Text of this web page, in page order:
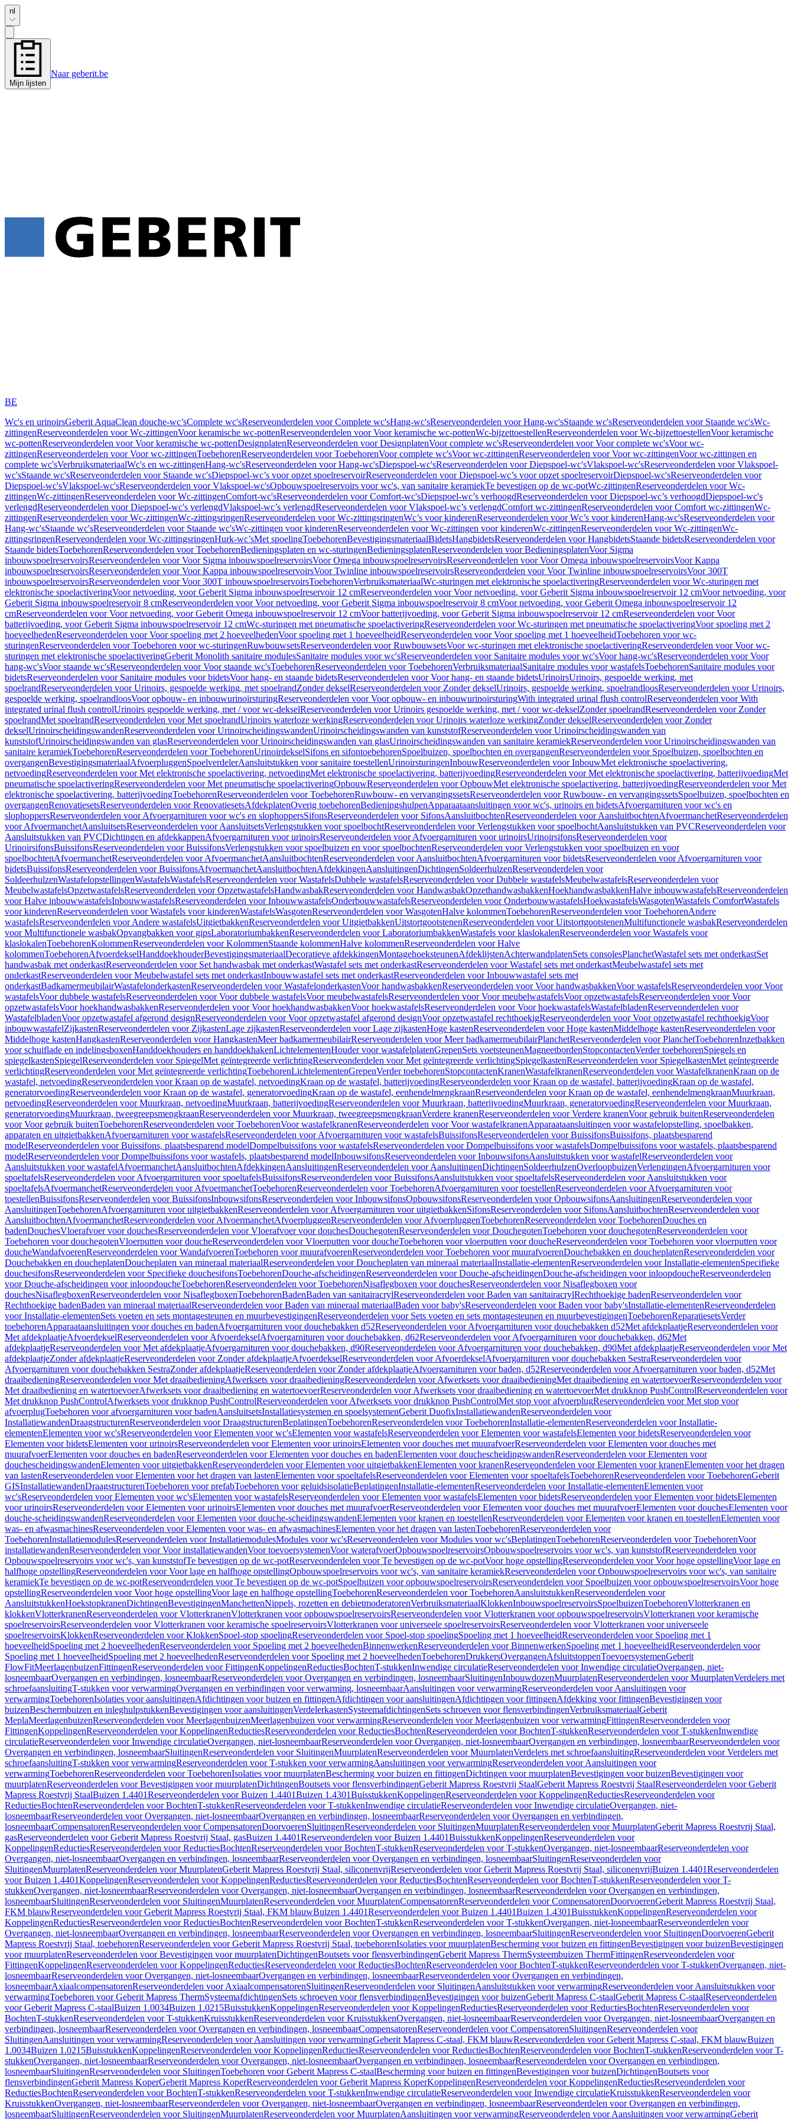
nl
Mijn lijsten
Naar geberit.be
BE
Wc's en urinoirsGeberit AquaClean douche-wc’sComplete wc'sReserveonderdelen voor Complete wc'sHang-wc'sReserveonderdelen voor Hang-wc'sStaande wc'sReserveonderdelen voor Staande wc'sWc-
zittingenReserveonderdelen voor Wc-zittingenVoor keramische wc-pottenReserveonderdelen voor Voor keramische wc-pottenWc-bijzettoestellenReserveonderdelen voor Wc-bijzettoestellenVoor keramische
wc-pottenReserveonderdelen voor Voor keramische wc-pottenDesignplatenReserveonderdelen voor DesignplatenVoor complete wc'sReserveonderdelen voor Voor complete wc'sVoor wc-
zittingenReserveonderdelen voor Voor wc-zittingenToebehorenReserveonderdelen voor ToebehorenVoor complete wc'sVoor wc-zittingenReserveonderdelen voor Voor wc-zittingenVoor wc-zittingen en
complete wc'sVerbruiksmateriaalWc's en wc-zittingenHang-wc'sReserveonderdelen voor Hang-wc'sDiepspoel-wc'sReserveonderdelen voor Diepspoel-wc'sVlakspoel-wc'sReserveonderdelen voor Vlakspoel-
wc'sStaande wc'sReserveonderdelen voor Staande wc'sDiepspoel-wc’s voor opzet spoelreservoirReserveonderdelen voor Diepspoel-wc’s voor opzet spoelreservoirDiepspoel-wc'sReserveonderdelen voor
Diepspoel-wc'sVlakspoel-wc'sReserveonderdelen voor Vlakspoel-wc'sOpbouwspoelreservoirs voor wc's, van sanitaire keramiekTe bevestigen op de wc-potWc-zittingenReserveonderdelen voor Wc-
zittingenWc-zittingenReserveonderdelen voor Wc-zittingenComfort-wc'sReserveonderdelen voor Comfort-wc'sDiepspoel-wc’s verhoogdReserveonderdelen voor Diepspoel-wc’s verhoogdDiepspoel-wc's
verlengdReserveonderdelen voor Diepspoel-wc's verlengdVlakspoel-wc’s verlengdReserveonderdelen voor Vlakspoel-wc’s verlengdComfort wc-zittingenReserveonderdelen voor Comfort wc-zittingenWc-
zittingenReserveonderdelen voor Wc-zittingenWc-zittingsringenReserveonderdelen voor Wc-zittingsringenWc’s voor kinderenReserveonderdelen voor Wc’s voor kinderenHang-wc'sReserveonderdelen voor
Hang-wc'sStaande wc'sReserveonderdelen voor Staande wc'sWc-zittingen voor kinderenReserveonderdelen voor Wc-zittingen voor kinderenWc-zittingenReserveonderdelen voor Wc-zittingenWc-
zittingsringenReserveonderdelen voor Wc-zittingsringenHurk-wc’sMet spoelingToebehorenBevestigingsmateriaalBidetsHangbidetsReserveonderdelen voor HangbidetsStaande bidetsReserveonderdelen voor
Staande bidetsToebehorenReserveonderdelen voor ToebehorenBedieningsplaten en wc-sturingenBedieningsplatenReserveonderdelen voor BedieningsplatenVoor Sigma
inbouwspoelreservoirsReserveonderdelen voor Voor Sigma inbouwspoelreservoirsVoor Omega inbouwspoelreservoirsReserveonderdelen voor Voor Omega inbouwspoelreservoirsVoor Kappa
inbouwspoelreservoirsReserveonderdelen voor Voor Kappa inbouwspoelreservoirsVoor Twinline inbouwspoelreservoirsReserveonderdelen voor Voor Twinline inbouwspoelreservoirsVoor 300T
inbouwspoelreservoirsReserveonderdelen voor Voor 300T inbouwspoelreservoirsToebehorenVerbruiksmateriaalWc-sturingen met elektronische spoelactiveringReserveonderdelen voor Wc-sturingen met
elektronische spoelactiveringVoor netvoeding, voor Geberit Sigma inbouwspoelreservoir 12 cmReserveonderdelen voor Voor netvoeding, voor Geberit Sigma inbouwspoelreservoir 12 cmVoor netvoeding, voor
Geberit Sigma inbouwspoelreservoir 8 cmReserveonderdelen voor Voor netvoeding, voor Geberit Sigma inbouwspoelreservoir 8 cmVoor netvoeding, voor Geberit Omega inbouwspoelreservoir 12
cmReserveonderdelen voor Voor netvoeding, voor Geberit Omega inbouwspoelreservoir 12 cmVoor batterijvoeding, voor Geberit Sigma inbouwspoelreservoir 12 cmReserveonderdelen voor Voor
batterijvoeding, voor Geberit Sigma inbouwspoelreservoir 12 cmWc-sturingen met pneumatische spoelactiveringReserveonderdelen voor Wc-sturingen met pneumatische spoelactiveringVoor spoeling met 2
hoeveelhedenReserveonderdelen voor Voor spoeling met 2 hoeveelhedenVoor spoeling met 1 hoeveelheidReserveonderdelen voor Voor spoeling met 1 hoeveelheidToebehoren voor wc-
sturingenReserveonderdelen voor Toebehoren voor wc-sturingenRuwbouwsetsReserveonderdelen voor RuwbouwsetsVoor wc-sturingen met elektronische spoelactiveringReserveonderdelen voor Voor wc-
sturingen met elektronische spoelactiveringGeberit Monolith sanitaire modulesSanitaire modules voor wc'sReserveonderdelen voor Sanitaire modules voor wc'sVoor hang-wc'sReserveonderdelen voor Voor
hang-wc'sVoor staande wc'sReserveonderdelen voor Voor staande wc'sToebehorenReserveonderdelen voor ToebehorenVerbruiksmateriaalSanitaire modules voor wastafelsToebehorenSanitaire modules voor
bidetsReserveonderdelen voor Sanitaire modules voor bidetsVoor hang- en staande bidetsReserveonderdelen voor Voor hang- en staande bidetsUrinoirsUrinoirs, gespoelde werking, met
spoelrandReserveonderdelen voor Urinoirs, gespoelde werking, met spoelrandZonder dekselReserveonderdelen voor Zonder dekselUrinoirs, gespoelde werking, spoelrandloosReserveonderdelen voor Urinoirs,
gespoelde werking, spoelrandloosVoor opbouw- en inbouwurinoirsturingReserveonderdelen voor Voor opbouw- en inbouwurinoirsturingWith integrated urinal flush controlReserveonderdelen voor With
integrated urinal flush controlUrinoirs gespoelde werking, met / voor wc-dekselReserveonderdelen voor Urinoirs gespoelde werking, met / voor wc-dekselZonder spoelrandReserveonderdelen voor Zonder
spoelrandMet spoelrandReserveonderdelen voor Met spoelrandUrinoirs waterloze werkingReserveonderdelen voor Urinoirs waterloze werkingZonder dekselReserveonderdelen voor Zonder
dekselUrinoirscheidingswandenReserveonderdelen voor UrinoirscheidingswandenUrinoirscheidingswanden van kunststofReserveonderdelen voor Urinoirscheidingswanden van
kunststofUrinoirscheidingswanden van glasReserveonderdelen voor Urinoirscheidingswanden van glasUrinoirscheidingswanden van sanitaire keramiekReserveonderdelen voor Urinoirscheidingswanden van
sanitaire keramiekToebehorenReserveonderdelen voor ToebehorenUrinoirdekselSifons en sifontoebehorenSpoelbuizen, spoelbochten en overgangenReserveonderdelen voor Spoelbuizen, spoelbochten en
overgangenBevestigingsmateriaalAfvoerpluggenSpoelverdelerAansluitstukken voor sanitaire toestellenUrinoirsturingenInbouwReserveonderdelen voor InbouwMet elektronische spoelactivering,
netvoedingReserveonderdelen voor Met elektronische spoelactivering, netvoedingMet elektronische spoelactivering, batterijvoedingReserveonderdelen voor Met elektronische spoelactivering, batterijvoedingMet
pneumatische spoelactiveringReserveonderdelen voor Met pneumatische spoelactiveringOpbouwReserveonderdelen voor OpbouwMet elektronische spoelactivering, batterijvoedingReserveonderdelen voor Met
elektronische spoelactivering, batterijvoedingToebehorenReserveonderdelen voor ToebehorenRuwbouw- en vervangingssetsReserveonderdelen voor Ruwbouw- en vervangingssetsSpoelbuizen, spoelbochten en
overgangenRenovatiesetsReserveonderdelen voor RenovatiesetsAfdekplatenOverig toebehorenBedieningshulpenApparaataansluitingen voor wc's, urinoirs en bidetsAfvoergarnituren voor wc's en
slophoppersReserveonderdelen voor Afvoergarnituren voor wc's en slophoppersSifonsReserveonderdelen voor SifonsAansluitbochtenReserveonderdelen voor AansluitbochtenAfvoermanchetReserveonderdelen
voor AfvoermanchetAansluitsetsReserveonderdelen voor AansluitsetsVerlengstukken voor spoelbochtReserveonderdelen voor Verlengstukken voor spoelbochtAansluitstukken van PVCReserveonderdelen voor
Aansluitstukken van PVCDichtingen en afdekkappenAfvoergarnituren voor urinoirsReserveonderdelen voor Afvoergarnituren voor urinoirsUrinoirsifonsReserveonderdelen voor
UrinoirsifonsBuissifonsReserveonderdelen voor BuissifonsVerlengstukken voor spoelbuizen en voor spoelbochtenReserveonderdelen voor Verlengstukken voor spoelbuizen en voor
spoelbochtenAfvoermanchetReserveonderdelen voor AfvoermanchetAansluitbochtenReserveonderdelen voor AansluitbochtenAfvoergarnituren voor bidetsReserveonderdelen voor Afvoergarnituren voor
bidetsBuissifonsReserveonderdelen voor BuissifonsAfvoermanchetAansluitbochtenAfdekkingenAansluitingenDichtingenSoldeerhulzenReserveonderdelen voor
SoldeerhulzenWastafelopstellingenWastafelsWastafelsReserveonderdelen voor WastafelsDubbele wastafelsReserveonderdelen voor Dubbele wastafelsMeubelwastafelsReserveonderdelen voor
MeubelwastafelsOpzetwastafelsReserveonderdelen voor OpzetwastafelsHandwasbakReserveonderdelen voor HandwasbakOpzethandwasbakkenHoekhandwasbakkenHalve inbouwwastafelsReserveonderdelen
voor Halve inbouwwastafelsInbouwwastafelsReserveonderdelen voor InbouwwastafelsOnderbouwwastafelsReserveonderdelen voor OnderbouwwastafelsHoekwastafelsWasgotenWastafels ComfortWastafels
voor kinderenReserveonderdelen voor Wastafels voor kinderenWastafelsWasgotenReserveonderdelen voor WasgotenHalve kolommenToebehorenReserveonderdelen voor ToebehorenAndere
wastafelsReserveonderdelen voor Andere wastafelsUitgietbakkenReserveonderdelen voor UitgietbakkenUitstortgootstenenReserveonderdelen voor UitstortgootstenenMultifunctionele wasbakReserveonderdelen
voor Multifunctionele wasbakOpvangbakken voor gipsLaboratoriumbakkenReserveonderdelen voor LaboratoriumbakkenWastafels voor klaslokalenReserveonderdelen voor Wastafels voor
klaslokalenToebehorenKolommenReserveonderdelen voor KolommenStaande kolommenHalve kolommenReserveonderdelen voor Halve
kolommenToebehorenAfvoerdekselHanddoekhouderBevestigingsmateriaalDecoratieve afdekkingenMontagehoeksteunenAfdeklijstenAchterwandplatenSets consolesPlanchetWastafel sets met onderkastSet
handwasbak met onderkastReserveonderdelen voor Set handwasbak met onderkastWastafel sets met onderkastReserveonderdelen voor Wastafel sets met onderkastMeubelwastafel sets met
onderkastReserveonderdelen voor Meubelwastafel sets met onderkastInbouwwastafel sets met onderkastReserveonderdelen voor Inbouwwastafel sets met
onderkastBadkamermeubilairWastafelonderkastenReserveonderdelen voor WastafelonderkastenVoor handwasbakkenReserveonderdelen voor Voor handwasbakkenVoor wastafelsReserveonderdelen voor Voor
wastafelsVoor dubbele wastafelsReserveonderdelen voor Voor dubbele wastafelsVoor meubelwastafelsReserveonderdelen voor Voor meubelwastafelsVoor opzetwastafelsReserveonderdelen voor Voor
opzetwastafelsVoor hoekhandwasbakkenReserveonderdelen voor Voor hoekhandwasbakkenVoor hoekwastafelsReserveonderdelen voor Voor hoekwastafelsWastafelbladenReserveonderdelen voor
WastafelbladenVoor opzetwastafel afgerond designReserveonderdelen voor Voor opzetwastafel afgerond designVoor opzetwastafel rechthoekigReserveonderdelen voor Voor opzetwastafel rechthoekigVoor
inbouwwastafelZijkastenReserveonderdelen voor ZijkastenLage zijkastenReserveonderdelen voor Lage zijkastenHoge kastenReserveonderdelen voor Hoge kastenMiddelhoge kastenReserveonderdelen voor
Middelhoge kastenHangkastenReserveonderdelen voor HangkastenMeer badkamermeubilairReserveonderdelen voor Meer badkamermeubilairPlanchetReserveonderdelen voor PlanchetToebehorenInzetbakken
voor schuiflade en indelingsboxenHanddoekhouders en handdoekhakenLichtelementenHouder voor wastafelplatenGrepenSets voetsteunenMagneetbordenStopcontactenVerder toebehorenSpiegels en
spiegelkastenSpiegelReserveonderdelen voor SpiegelMet geïntegreerde verlichtingReserveonderdelen voor Met geïntegreerde verlichtingSpiegelkastenReserveonderdelen voor SpiegelkastenMet geïntegreerde
verlichtingReserveonderdelen voor Met geïntegreerde verlichtingToebehorenLichtelementenGrepenVerder toebehorenStopcontactenKranenWastafelkranenReserveonderdelen voor WastafelkranenKraan op de
wastafel, netvoedingReserveonderdelen voor Kraan op de wastafel, netvoedingKraan op de wastafel, batterijvoedingReserveonderdelen voor Kraan op de wastafel, batterijvoedingKraan op de wastafel,
generatorvoedingReserveonderdelen voor Kraan op de wastafel, generatorvoedingKraan op de wastafel, eenhendelmengkraanReserveonderdelen voor Kraan op de wastafel, eenhendelmengkraanMuurkraan,
netvoedingReserveonderdelen voor Muurkraan, netvoedingMuurkraan, batterijvoedingReserveonderdelen voor Muurkraan, batterijvoedingMuurkraan, generatorvoedingReserveonderdelen voor Muurkraan,
generatorvoedingMuurkraan, tweegreepsmengkraanReserveonderdelen voor Muurkraan, tweegreepsmengkraanVerdere kranenReserveonderdelen voor Verdere kranenVoor gebruik buitenReserveonderdelen
voor Voor gebruik buitenToebehorenReserveonderdelen voor ToebehorenVoor wastafelkranenReserveonderdelen voor Voor wastafelkranenApparaataansluitingen voor wastafelopstelling, spoelbakken,
apparaten en uitgietbakkenAfvoergarnituren voor wastafelsReserveonderdelen voor Afvoergarnituren voor wastafelsBuissifonsReserveonderdelen voor BuissifonsBuissifons, plaatsbesparend
modelReserveonderdelen voor Buissifons, plaatsbesparend modelDompelbuissifons voor wastafelsReserveonderdelen voor Dompelbuissifons voor wastafelsDompelbuissifons voor wastafels, plaatsbesparend
modelReserveonderdelen voor Dompelbuissifons voor wastafels, plaatsbesparend modelInbouwsifonsReserveonderdelen voor InbouwsifonsAansluitstukken voor wastafelReserveonderdelen voor
Aansluitstukken voor wastafelAfvoermanchetAansluitbochtenAfdekkingenAansluitingenReserveonderdelen voor AansluitingenDichtingenSoldeerhulzenOverloopbuizenVerlengingenAfvoergarnituren voor
spoeltafelsReserveonderdelen voor Afvoergarnituren voor spoeltafelsBuissifonsReserveonderdelen voor BuissifonsAansluitstukken voor spoeltafelsReserveonderdelen voor Aansluitstukken voor
spoeltafelsAfvoermanchetReserveonderdelen voor AfvoermanchetToebehorenReserveonderdelen voor ToebehorenAfvoergarnituren voor toestellenReserveonderdelen voor Afvoergarnituren voor
toestellenBuissifonsReserveonderdelen voor BuissifonsInbouwsifonsReserveonderdelen voor InbouwsifonsOpbouwsifonsReserveonderdelen voor OpbouwsifonsAansluitingenReserveonderdelen voor
AansluitingenToebehorenAfvoergarnituren voor uitgietbakkenReserveonderdelen voor Afvoergarnituren voor uitgietbakkenSifonsReserveonderdelen voor SifonsAansluitbochtenReserveonderdelen voor
AansluitbochtenAfvoermanchetReserveonderdelen voor AfvoermanchetAfvoerpluggenReserveonderdelen voor AfvoerpluggenToebehorenReserveonderdelen voor ToebehorenDouches en
badenDouchesVloerafvoer voor douchesReserveonderdelen voor Vloerafvoer voor douchesDouchegotenReserveonderdelen voor DouchegotenToebehoren voor douchegotenReserveonderdelen voor
Toebehoren voor douchegotenVloerputten voor doucheReserveonderdelen voor Vloerputten voor doucheToebehoren voor vloerputten voor doucheReserveonderdelen voor Toebehoren voor vloerputten voor
doucheWandafvoerenReserveonderdelen voor WandafvoerenToebehoren voor muurafvoerenReserveonderdelen voor Toebehoren voor muurafvoerenDouchebakken en doucheplatenReserveonderdelen voor
Douchebakken en doucheplatenDoucheplaten van mineraal materiaalReserveonderdelen voor Doucheplaten van mineraal materiaalInstallatie-elementenReserveonderdelen voor Installatie-elementenSpecifieke
douchesifonsReserveonderdelen voor Specifieke douchesifonsToebehorenDouche-afscheidingenReserveonderdelen voor Douche-afscheidingenDouche-afscheidingen voor inloopdoucheReserveonderdelen
voor Douche-afscheidingen voor inloopdoucheToebehorenReserveonderdelen voor ToebehorenNisaflegboxen voor douchesReserveonderdelen voor Nisaflegboxen voor
douchesNisaflegboxenReserveonderdelen voor NisaflegboxenToebehorenBadenBaden van sanitairacrylReserveonderdelen voor Baden van sanitairacrylRechthoekige badenReserveonderdelen voor
Rechthoekige badenBaden van mineraal materiaalReserveonderdelen voor Baden van mineraal materiaalBaden voor baby'sReserveonderdelen voor Baden voor baby'sInstallatie-elementenReserveonderdelen
voor Installatie-elementenSets voeten en sets montagesteunen en muurbevestigingenReserveonderdelen voor Sets voeten en sets montagesteunen en muurbevestigingenToebehorenReparatiesetsVerder
toebehorenApparaataansluitingen voor douches en badenAfvoergarnituren voor douchebakken d52Reserveonderdelen voor Afvoergarnituren voor douchebakken d52Met afdekplaatjeReserveonderdelen voor
Met afdekplaatjeAfvoerdekselReserveonderdelen voor AfvoerdekselAfvoergarnituren voor douchebakken, d62Reserveonderdelen voor Afvoergarnituren voor douchebakken, d62Met
afdekplaatjeReserveonderdelen voor Met afdekplaatjeAfvoergarnituren voor douchebakken, d90Reserveonderdelen voor Afvoergarnituren voor douchebakken, d90Met afdekplaatjeReserveonderdelen voor Met
afdekplaatjeZonder afdekplaatjeReserveonderdelen voor Zonder afdekplaatjeAfvoerdekselReserveonderdelen voor AfvoerdekselAfvoergarnituren voor douchebakken SestraReserveonderdelen voor
Afvoergarnituren voor douchebakken SestraZonder afdekplaatjeReserveonderdelen voor Zonder afdekplaatjeAfvoergarnituren voor baden, d52Reserveonderdelen voor Afvoergarnituren voor baden, d52Met
draaibedieningReserveonderdelen voor Met draaibedieningAfwerksets voor draaibedieningReserveonderdelen voor Afwerksets voor draaibedieningMet draaibediening en watertoevoerReserveonderdelen voor
Met draaibediening en watertoevoerAfwerksets voor draaibediening en watertoevoerReserveonderdelen voor Afwerksets voor draaibediening en watertoevoerMet drukknop PushControlReserveonderdelen voor
Met drukknop PushControlAfwerksets voor drukknop PushControlReserveonderdelen voor Afwerksets voor drukknop PushControlMet stop voor afvoerplugReserveonderdelen voor Met stop voor
afvoerplugToebehoren voor afvoergarnituren voor badenAansluitsetsInstallatiesystemen en spoelsystemenGeberit DuofixInstallatiewandenReserveonderdelen voor
InstallatiewandenDraagstructurenReserveonderdelen voor DraagstructurenBeplatingenToebehorenReserveonderdelen voor ToebehorenInstallatie-elementenReserveonderdelen voor Installatie-
elementenElementen voor wc'sReserveonderdelen voor Elementen voor wc'sElementen voor wastafelsReserveonderdelen voor Elementen voor wastafelsElementen voor bidetsReserveonderdelen voor
Elementen voor bidetsElementen voor urinoirsReserveonderdelen voor Elementen voor urinoirsElementen voor douches met muurafvoerReserveonderdelen voor Elementen voor douches met
muurafvoerElementen voor douches en badenReserveonderdelen voor Elementen voor douches en badenElementen voor douchescheidingswandenReserveonderdelen voor Elementen voor
douchescheidingswandenElementen voor uitgietbakkenReserveonderdelen voor Elementen voor uitgietbakkenElementen voor kranenReserveonderdelen voor Elementen voor kranenElementen voor het dragen
van lastenReserveonderdelen voor Elementen voor het dragen van lastenElementen voor spoeltafelsReserveonderdelen voor Elementen voor spoeltafelsToebehorenReserveonderdelen voor ToebehorenGeberit
GISInstallatiewandenDraagstructurenToebehoren voor prefabToebehoren voor geluidsisolatieBeplatingenInstallatie-elementenReserveonderdelen voor Installatie-elementenElementen voor
wc'sReserveonderdelen voor Elementen voor wc'sElementen voor wastafelsReserveonderdelen voor Elementen voor wastafelsElementen voor bidetsReserveonderdelen voor Elementen voor bidetsElementen
voor urinoirsReserveonderdelen voor Elementen voor urinoirsElementen voor douches met muurafvoerReserveonderdelen voor Elementen voor douches met muurafvoerElementen voor douchesElementen voor
douche-scheidingswandenReserveonderdelen voor Elementen voor douche-scheidingswandenElementen voor kranen en toestellenReserveonderdelen voor Elementen voor kranen en toestellenElementen voor
was- en afwasmachinesReserveonderdelen voor Elementen voor was- en afwasmachinesElementen voor het dragen van lastenToebehorenReserveonderdelen voor
ToebehorenInstallatiemodulesReserveonderdelen voor InstallatiemodulesModules voor wc'sReserveonderdelen voor Modules voor wc'sBeplatingenToebehorenReserveonderdelen voor ToebehorenVoor
installatiewandenReserveonderdelen voor Voor installatiewandenVoor toevoersystemenVoor waterafvoerOpbouwspoelreservoirsOpbouwspoelreservoirs voor wc's, van kunststofReserveonderdelen voor
Opbouwspoelreservoirs voor wc's, van kunststofTe bevestigen op de wc-potReserveonderdelen voor Te bevestigen op de wc-potVoor hoge opstellingReserveonderdelen voor Voor hoge opstellingVoor lage en
halfhoge opstellingReserveonderdelen voor Voor lage en halfhoge opstellingOpbouwspoelreservoirs voor wc's, van sanitaire keramiekReserveonderdelen voor Opbouwspoelreservoirs voor wc's, van sanitaire
keramiekTe bevestigen op de wc-potReserveonderdelen voor Te bevestigen op de wc-potSpoelbuizen voor opbouwspoelreservoirsReserveonderdelen voor Spoelbuizen voor opbouwspoelreservoirsVoor hoge
opstellingReserveonderdelen voor Voor hoge opstellingVoor lage en halfhoge opstellingToebehorenReserveonderdelen voor ToebehorenAansluitstukkenReserveonderdelen voor
AansluitstukkenHoekstopkranenDichtingenBevestigingenManchettenNippels, rozetten en debietmoderatorenVerbruiksmateriaalKlokkenInbouwspoelreservoirsSpoelbuizenToebehorenVlotterkranen en
klokkenVlotterkranenReserveonderdelen voor VlotterkranenVlotterkranen voor opbouwspoelreservoirsReserveonderdelen voor Vlotterkranen voor opbouwspoelreservoirsVlotterkranen voor keramische
spoelreservoirsReserveonderdelen voor Vlotterkranen voor keramische spoelreservoirsVlotterkranen voor universeele spoelreservoirsReserveonderdelen voor Vlotterkranen voor universeele
spoelreservoirsKlokkenReserveonderdelen voor KlokkenSpoel-stop spoelingReserveonderdelen voor Spoel-stop spoelingSpoeling met 1 hoeveelheidReserveonderdelen voor Spoeling met 1
hoeveelheidSpoeling met 2 hoeveelhedenReserveonderdelen voor Spoeling met 2 hoeveelhedenBinnenwerkenReserveonderdelen voor BinnenwerkenSpoeling met 1 hoeveelheidReserveonderdelen voor
Spoeling met 1 hoeveelheidSpoeling met 2 hoeveelhedenReserveonderdelen voor Spoeling met 2 hoeveelhedenToebehorenDrukkersOvergangenAfsluitstoppenToevoersystemenGeberit
FlowFitMeerlagenbuizenFittingenReserveonderdelen voor FittingenKoppelingenReductiesBochtenT-stukkenInwendige circulatieReserveonderdelen voor Inwendige circulatieOvergangen, niet-
losneembaarOvergangen en verbindingen, losneembaarReserveonderdelen voor Overgangen en verbindingen, losneembaarSluitingenInbouwdozenMuurplatenReserveonderdelen voor MuurplatenVerdelers met
schroefaansluitingT-stukken voor verwarmingOvergangen en verbindingen voor verwarming, losneembaarAansluitingen voor verwarmingReserveonderdelen voor Aansluitingen voor
verwarmingToebehorenIsolaties voor aansluitingenAfdichtingen voor buizen en fittingenAfdichtingen voor aansluitingenAfdichtingen voor fittingenAfdekking voor fittingenBevestigingen voor
buizenBeschermbuizen en inleghulpstukkenBevestigingen voor aansluitingenVerdelerkastenSysteemafdichtingenSets schroeven voor flensverbindingenVerbruiksmateriaalGeberit
MeplaMeerlagenbuizenReserveonderdelen voor MeerlagenbuizenMeerlagenbuizen voor verwarmingReserveonderdelen voor Meerlagenbuizen voor verwarmingFittingenReserveonderdelen voor
FittingenKoppelingenReserveonderdelen voor KoppelingenReductiesReserveonderdelen voor ReductiesBochtenReserveonderdelen voor BochtenT-stukkenReserveonderdelen voor T-stukkenInwendige
circulatieReserveonderdelen voor Inwendige circulatieOvergangen, niet-losneembaarReserveonderdelen voor Overgangen, niet-losneembaarOvergangen en verbindingen, losneembaarReserveonderdelen voor
Overgangen en verbindingen, losneembaarSluitingenReserveonderdelen voor SluitingenMuurplatenReserveonderdelen voor MuurplatenVerdelers met schroefaansluitingReserveonderdelen voor Verdelers met
schroefaansluitingT-stukken voor verwarmingReserveonderdelen voor T-stukken voor verwarmingAansluitingen voor verwarmingReserveonderdelen voor Aansluitingen voor
verwarmingToebehorenReserveonderdelen voor ToebehorenIsolaties voor muurplatenBescherming voor buizen en fittingenDichtingen voor muurplatenBevestigingen voor buizenBevestigingen voor
muurplatenReserveonderdelen voor Bevestigingen voor muurplatenDichtingenBoutsets voor flensverbindingenGeberit Mapress Roestvrij StaalGeberit Mapress Roestvrij StaalReserveonderdelen voor Geberit
Mapress Roestvrij StaalBuizen 1.4401Reserveonderdelen voor Buizen 1.4401Buizen 1.4301BuisstukkenKoppelingenReserveonderdelen voor KoppelingenReductiesReserveonderdelen voor
ReductiesBochtenReserveonderdelen voor BochtenT-stukkenReserveonderdelen voor T-stukkenInwendige circulatieReserveonderdelen voor Inwendige circulatieOvergangen, niet-
losneembaarReserveonderdelen voor Overgangen, niet-losneembaarOvergangen en verbindingen, losneembaarReserveonderdelen voor Overgangen en verbindingen,
losneembaarCompensatorenReserveonderdelen voor CompensatorenDoorvoerenSluitingenReserveonderdelen voor SluitingenMuurplatenReserveonderdelen voor MuurplatenGeberit Mapress Roestvrij Staal,
gasReserveonderdelen voor Geberit Mapress Roestvrij Staal, gasBuizen 1.4401Reserveonderdelen voor Buizen 1.4401BuisstukkenKoppelingenReserveonderdelen voor
KoppelingenReductiesReserveonderdelen voor ReductiesBochtenReserveonderdelen voor BochtenT-stukkenReserveonderdelen voor T-stukkenOvergangen, niet-losneembaarReserveonderdelen voor
Overgangen, niet-losneembaarOvergangen en verbindingen, losneembaarReserveonderdelen voor Overgangen en verbindingen, losneembaarSluitingenReserveonderdelen voor
SluitingenMuurplatenReserveonderdelen voor MuurplatenGeberit Mapress Roestvrij Staal, siliconenvrijReserveonderdelen voor Geberit Mapress Roestvrij Staal, siliconenvrijBuizen 1.4401Reserveonderdelen
voor Buizen 1.4401KoppelingenReserveonderdelen voor KoppelingenReductiesReserveonderdelen voor ReductiesBochtenReserveonderdelen voor BochtenT-stukkenReserveonderdelen voor T-
stukkenOvergangen, niet-losneembaarReserveonderdelen voor Overgangen, niet-losneembaarOvergangen en verbindingen, losneembaarReserveonderdelen voor Overgangen en verbindingen,
losneembaarSluitingenReserveonderdelen voor SluitingenMuurplatenReserveonderdelen voor MuurplatenCompensatorenReserveonderdelen voor CompensatorenDoorvoerenGeberit Mapress Roestvrij Staal,
FKM blauwReserveonderdelen voor Geberit Mapress Roestvrij Staal, FKM blauwBuizen 1.4401Reserveonderdelen voor Buizen 1.4401Buizen 1.4301BuisstukkenKoppelingenReserveonderdelen voor
KoppelingenReductiesReserveonderdelen voor ReductiesBochtenReserveonderdelen voor BochtenT-stukkenReserveonderdelen voor T-stukkenOvergangen, niet-losneembaarReserveonderdelen voor
Overgangen, niet-losneembaarOvergangen en verbindingen, losneembaarReserveonderdelen voor Overgangen en verbindingen, losneembaarSluitingenReserveonderdelen voor SluitingenDoorvoerenGeberit
Mapress Roestvrij Staal, toebehorenReserveonderdelen voor Geberit Mapress Roestvrij Staal, toebehorenIsolaties voor muurplatenBescherming voor buizen en fittingenBevestigingen voor buizenBevestigingen
voor muurplatenReserveonderdelen voor Bevestigingen voor muurplatenDichtingenBoutsets voor flensverbindingenGeberit Mapress ThermSysteembuizen ThermFittingenReserveonderdelen voor
FittingenKoppelingenReserveonderdelen voor KoppelingenReductiesReserveonderdelen voor ReductiesBochtenReserveonderdelen voor BochtenT-stukkenReserveonderdelen voor T-stukkenOvergangen, niet-
losneembaarReserveonderdelen voor Overgangen, niet-losneembaarOvergangen en verbindingen, losneembaarReserveonderdelen voor Overgangen en verbindingen,
losneembaarAxiaalcompensatorenReserveonderdelen voor AxiaalcompensatorenSluitingenReserveonderdelen voor SluitingenAansluitstukken voor verwarmingReserveonderdelen voor Aansluitstukken voor
verwarmingToebehoren voor Geberit Mapress ThermSysteemafdichtingenSets schroeven voor flensverbindingenBevestigingen voor buizenGeberit Mapress C-staalGeberit Mapress C-staalReserveonderdelen
voor Geberit Mapress C-staalBuizen 1.0034Buizen 1.0215BuisstukkenKoppelingenReserveonderdelen voor KoppelingenReductiesReserveonderdelen voor ReductiesBochtenReserveonderdelen voor
BochtenT-stukkenReserveonderdelen voor T-stukkenKruisstukkenReserveonderdelen voor KruisstukkenOvergangen, niet-losneembaarReserveonderdelen voor Overgangen, niet-losneembaarOvergangen en
verbindingen, losneembaarReserveonderdelen voor Overgangen en verbindingen, losneembaarCompensatorenReserveonderdelen voor CompensatorenSluitingenReserveonderdelen voor
SluitingenAansluitingen voor verwarmingReserveonderdelen voor Aansluitingen voor verwarmingGeberit Mapress C-staal, FKM blauwReserveonderdelen voor Geberit Mapress C-staal, FKM blauwBuizen
1.0034Buizen 1.0215BuisstukkenKoppelingenReserveonderdelen voor KoppelingenReductiesReserveonderdelen voor ReductiesBochtenReserveonderdelen voor BochtenT-stukkenReserveonderdelen voor T-
stukkenOvergangen, niet-losneembaarReserveonderdelen voor Overgangen, niet-losneembaarOvergangen en verbindingen, losneembaarReserveonderdelen voor Overgangen en verbindingen,
losneembaarSluitingenReserveonderdelen voor SluitingenToebehoren voor Geberit Mapress C-staalBescherming voor buizen en fittingenBevestigingen voor buizenDichtingenBoutsets voor
flensverbindingenGeberit Mapress KoperGeberit Mapress KoperReserveonderdelen voor Geberit Mapress KoperKoppelingenReserveonderdelen voor KoppelingenReductiesReserveonderdelen voor
ReductiesBochtenReserveonderdelen voor BochtenT-stukkenReserveonderdelen voor T-stukkenInwendige circulatieReserveonderdelen voor Inwendige circulatieKruisstukkenReserveonderdelen voor
KruisstukkenOvergangen, niet-losneembaarReserveonderdelen voor Overgangen, niet-losneembaarOvergangen en verbindingen, losneembaarReserveonderdelen voor Overgangen en verbindingen,
losneembaarSluitingenReserveonderdelen voor SluitingenMuurplatenReserveonderdelen voor MuurplatenAansluitingen voor verwarmingReserveonderdelen voor Aansluitingen voor verwarmingGeberit